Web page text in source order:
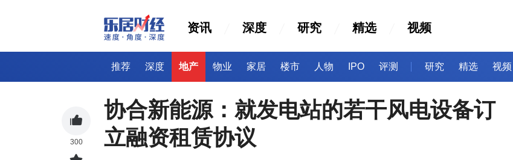
资讯 深度 研究 精选 视频
推荐 深度 地产 物业 家居 楼市 人物 IPO 评测 研究 精选 视频
协合新能源：就发电站的若干风电设备订
立融资租赁协议
300